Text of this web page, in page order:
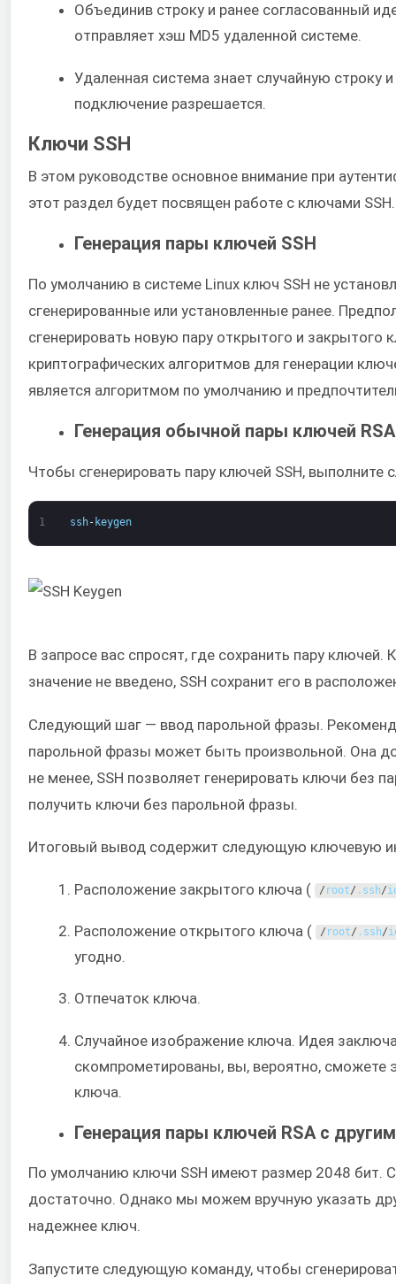
Объединив строку и ранее согласованный
отправляет хэш MD5 удаленной системе.
Удаленная система знает случайную строку
подключение разрешается.
Ключи SSH
В этом руководстве основное внимание при
этот раздел будет посвящен работе с ключами SSH.
Генерация пары ключей SSH
По умолчанию в системе Linux ключ SSH не
сгенерированные или установленные ранее.
сгенерировать новую пару открытого и
криптографических алгоритмов для генерации
является алгоритмом по умолчанию и
Генерация обычной пары ключей RSA
Чтобы сгенерировать пару ключей SSH,
1 ssh- keygen
В запросе вас спросят, где сохранить пару
значение не введено, SSH сохранит его в
Следующий шаг — ввод парольной фразы.
парольной фразы может быть произвольной. Она
не менее, SSH позволяет генерировать ключи без
получить ключи без парольной фразы.
Итоговый вывод содержит следующую ключевую
Расположение закрытого ключа ( / root/ . ssh/
Расположение открытого ключа ( / root/ . ssh/
угодно.
Отпечаток ключа.
Случайное изображение ключа. Идея
скомпрометированы, вы, вероятно, сможете
ключа.
Генерация пары ключей RSA с
По умолчанию ключи SSH имеют размер 2048 бит. С
достаточно. Однако мы можем вручную указать
надежнее ключ.
Запустите следующую команду, чтобы